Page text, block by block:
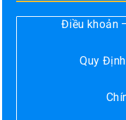
Điều khoản
Quy